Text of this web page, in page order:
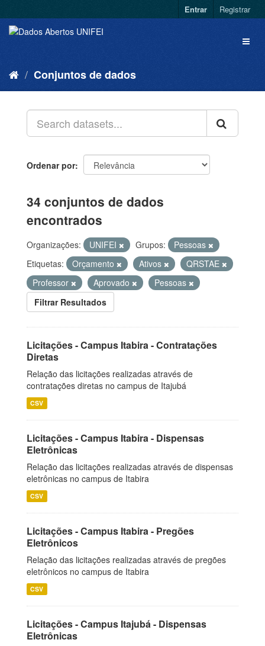
Entrar Registrar
Conjuntos de dados
Ordenar por
34 conjuntos de dados
encontrados
Organizações: UNIFEI Grupos:
Pessoas
Etiquetas:
Orçamento Ativos
QRSTAE
Professor
Aprovado
Pessoas
Filtrar Resultados
Licitações - Campus Itabira - Contratações
Diretas
Relação das licitações realizadas através de
contratações diretas no campus de Itajubá
CSV
Licitações - Campus Itabira - Dispensas
Eletrônicas
Relação das licitações realizadas através de dispensas
eletrônicas no campus de Itabira
CSV
Licitações - Campus Itabira - Pregões
Eletrônicos
Relação das licitações realizadas através de pregões
eletrônicos no campus de Itabira
CSV
Licitações - Campus Itajubá - Dispensas
Eletrônicas